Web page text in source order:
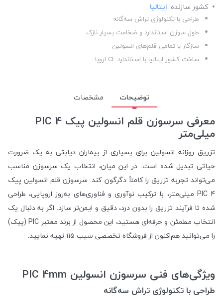
کشور سازنده: ایتالیا
طراحی با تکنولوژی تراش سه‌گانه
طول سوزن استاندارد و ضخامت بسیار نازک
سازگار با تمامی قلم‌های انسولین
ساخت کشور ایتالیا با استاندارد CE اروپا
توضیحات مشخصات
معرفی سرسوزن قلم انسولین پیک PIC 4
میلی‌متر
تزریق روزانه انسولین برای بسیاری از بیماران دیابتی به یک ضرورت
حیاتی تبدیل شده است. در این میان، انتخاب یک سرسوزن مناسب
می‌تواند تجربه تزریق را کاملاً دگرگون کند. سرسوزن قلم انسولین پیک
PIC 4 میلی‌متر، با ترکیب نوآوری و فناوری‌های به‌روز اروپایی، طراحی
شده تا فرآیند تزریق را بدون درد، دقیق و ایمن‌تر سازد. اگر به دنبال یک
انتخاب مطمئن و حرفه‌ای هستید، این محصول از برند معتبر PIC (پیک)
را می‌توانید هم‌اکنون از فروشگاه تخصصی سیب ۱۱۵ تهیه نمایید.
ویژگی‌های فنی سرسوزن انسولین PIC 4mm
طراحی با تکنولوژی تراش سه‌گانه